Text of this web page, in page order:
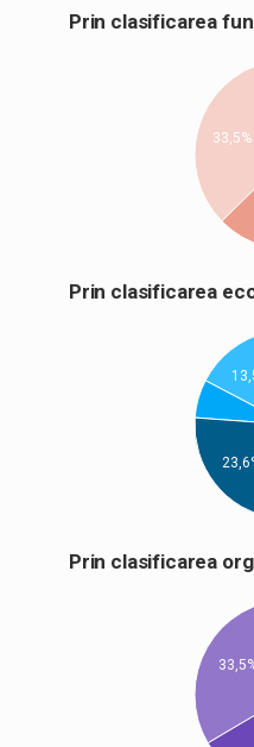
Prin clasificarea
33,5%
Prin clasificarea
Prin clasificarea